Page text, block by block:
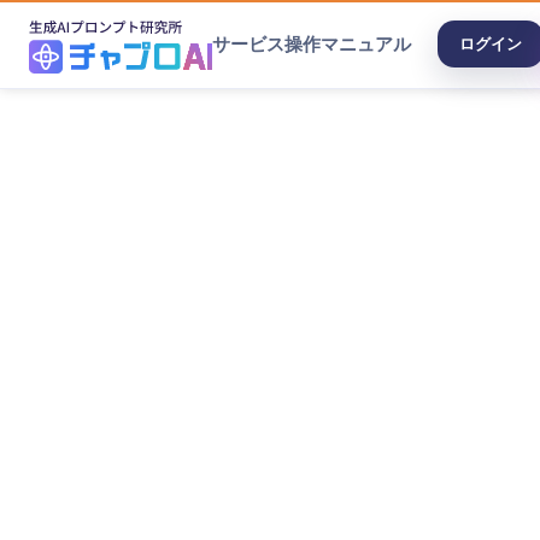
サービス操作マニュアル ログイン